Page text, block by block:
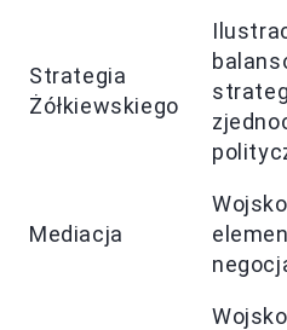
Strategia
Żółkiewskiego
Mediacja